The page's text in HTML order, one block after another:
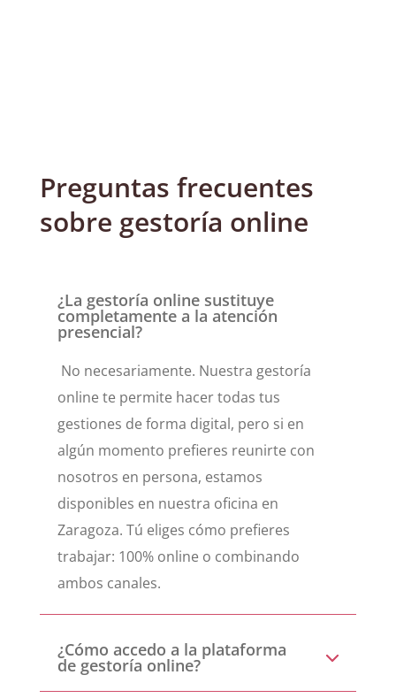
Preguntas frecuentes
sobre gestoría online
¿La gestoría online sustituye
completamente a la atención
presencial?
No necesariamente. Nuestra gestoría
online te permite hacer todas tus
gestiones de forma digital, pero si en
algún momento prefieres reunirte con
nosotros en persona, estamos
disponibles en nuestra oficina en
Zaragoza. Tú eliges cómo prefieres
trabajar: 100% online o combinando
ambos canales.
¿Cómo accedo a la plataforma
de gestoría online?